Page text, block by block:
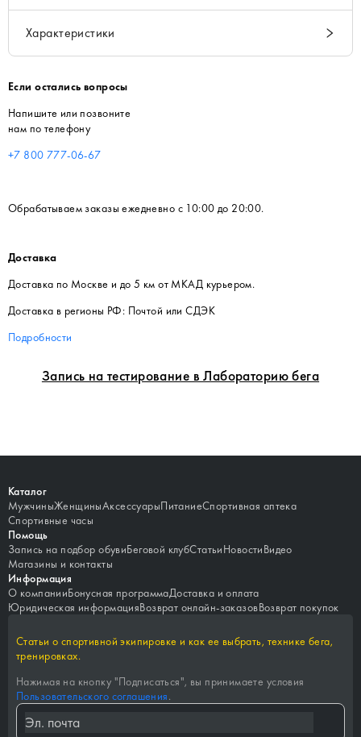
Запись на тестирование в Лабораторию бега
Характеристики
Если остались вопросы
Напишите или позвоните
нам по телефону
+7 800 777-06-67
Обрабатываем заказы ежедневно с 10:00 до 20:00.
Доставка
Доставка по Москве и до 5 км от МКАД курьером.
Доставка в регионы РФ: Почтой или СДЭК
Подробности
Каталог
МужчиныЖенщиныАксессуарыПитаниеСпортивная аптека
Спортивные часы
Помощь
Запись на подбор обувиБеговой клубСтатьиНовостиВидео
Магазины и контакты
Информация
О компанииБонусная программаДоставка и оплата
Юридическая информацияВозврат онлайн-заказовВозврат покупок
Статьи о спортивной экипировке и как ее выбрать, технике бега,
тренировках.
Нажимая на кнопку "Подписаться", вы принимаете условия
Пользовательского соглашения.